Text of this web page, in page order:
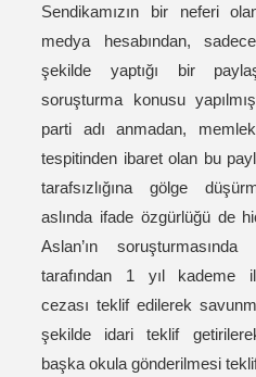
Sendikamızın bir neferi
medya hesabından,
şekilde yaptığı bir
soruşturma konusu
parti adı anmadan,
tespitinden ibaret olan bu
tarafsızlığına gölge
aslında ifade özgürlüğü de
Aslan’ın
tarafından 1 yıl kademe
cezası teklif edilerek
şekilde idari teklif
başka okula gönderilmesi